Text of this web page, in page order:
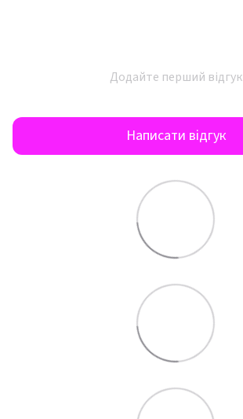
Додайте перший відгук
Написати відгук